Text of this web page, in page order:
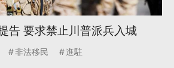
告 要求禁止川普派兵入城
非法移民 進駐